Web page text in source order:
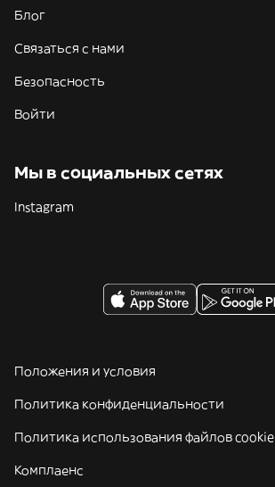
Блог
Связаться с нами
Безопасность
Войти
Мы в социальных сетях
Instagram
Положения и условия
Политика конфиденциальности
Политика использования файлов cookie
Комплаенс